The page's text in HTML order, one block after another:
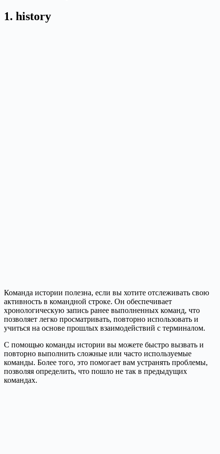
1. history
Команда истории полезна, если вы хотите отслеживать свою
активность в командной строке. Он обеспечивает
хронологическую запись ранее выполненных команд, что
позволяет легко просматривать, повторно использовать и
учиться на основе прошлых взаимодействий с терминалом.
С помощью команды истории вы можете быстро вызвать и
повторно выполнить сложные или часто используемые
команды. Более того, это помогает вам устранять проблемы,
позволяя определить, что пошло не так в предыдущих
командах.